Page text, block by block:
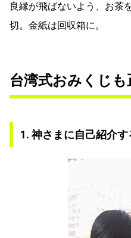
良縁が飛ばないよう、お茶
切。金紙は回収箱に。
台湾式おみくじも
1. 神さまに自己紹介す